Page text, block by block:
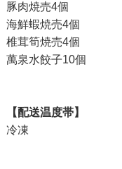
豚肉焼売4個
海鮮蝦焼売4個
椎茸筍焼売4個
萬泉水餃子10個
【配送温度帯】
冷凍